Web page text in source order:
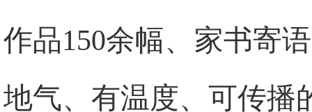
作品150余幅、家书寄
地气、有温度、可传播